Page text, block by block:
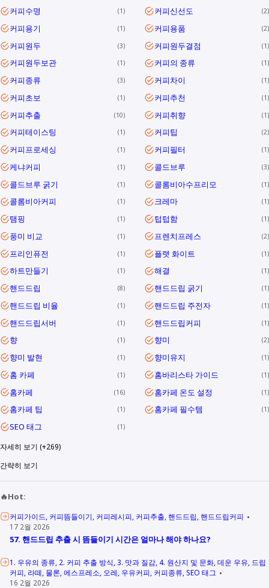
커피수명 1 커피신선도 2
커피용기 1 커피용품 2
커피원두 3 커피원두결점 1
커피원두보관 1 커피의 종류 1
커피종류 3 커피차이 1
커피초보 1 커피추천 1
커피추출 10 커피취향 1
커피테이스팅 1 커피팁 2
커피프로세싱 1 커피필터 1
케냐커피 1 콜드브루 3
콜드브루 굵기 1 콜롬비아수프리모 1
콜롬비아커피 1 크레마 1
탬핑 1 텁텁함 1
풍미 비교 1 프렌치프레스 2
프리인퓨전 1 플랫 화이트 1
하트만들기 1 해결 1
핸드드립 8 핸드드립 굵기 1
핸드드립 비율 1 핸드드립 주전자 1
핸드드립서버 1 핸드드립커피 1
향 1 향미 2
향미 발현 1 향미유지 1
홈 카페 1 홈바리스타 가이드 1
홈카페 16 홈카페 온도 설정 1
홈카페 팁 1 홈카페 필수템 1
SEO 태그 1
자세히 보기 (+269)
간략히 보기
🔥Hot:
커피가이드 커피뜸들이기 커피레시피 커피추출 핸드드립 핸드드립커피
17 2월 2026
57. 핸드드립 추출 시 뜸들이기 시간은 얼마나 해야 하나요?
1. 우유의 종류 2. 커피 추출 방식 3. 맛과 질감 4. 원산지 및 문화 데운 우유 드립
커피 라떼 물론 에스프레소 오레 우유커피 커피종류 SEO 태그
16 2월 2026